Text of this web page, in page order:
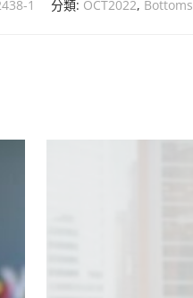
1 分類: OCT2022, Bottoms